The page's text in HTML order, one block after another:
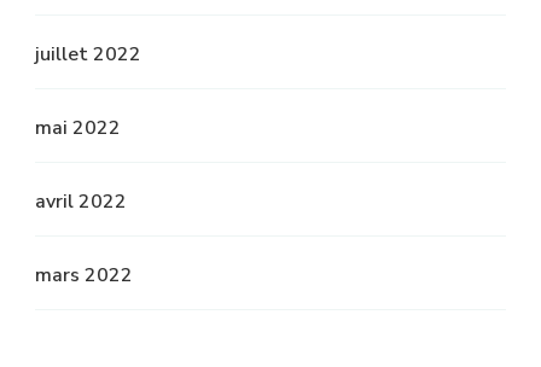
juillet 2022
mai 2022
avril 2022
mars 2022